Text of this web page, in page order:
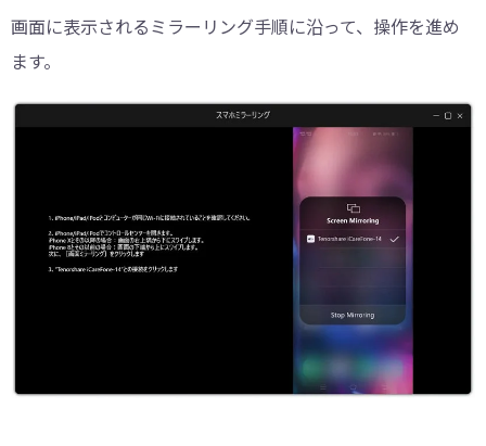
画面に表示されるミラーリング手順に沿って、操作を進め
ます。